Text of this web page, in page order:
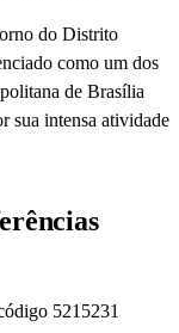
do Distrito
como um dos
de Brasília
sua intensa atividade
5215231